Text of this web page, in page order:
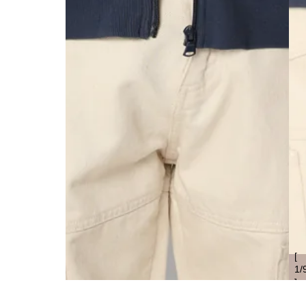
[
1/
]